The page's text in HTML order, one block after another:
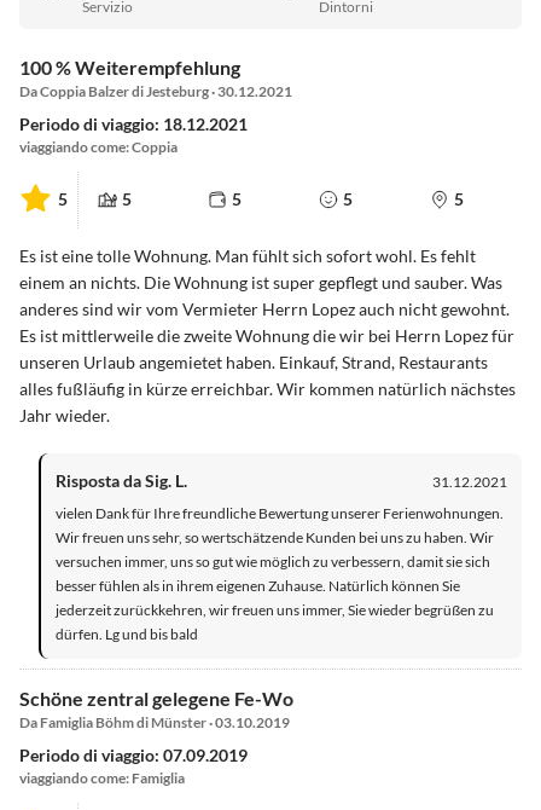
Servizio Dintorni
100 % Weiterempfehlung
Da Coppia Balzer di Jesteburg · 30.12.2021
Periodo di viaggio: 18.12.2021
viaggiando come: Coppia
5 5 5 5 5
Es ist eine tolle Wohnung. Man fühlt sich sofort wohl. Es fehlt
einem an nichts. Die Wohnung ist super gepflegt und sauber. Was
anderes sind wir vom Vermieter Herrn Lopez auch nicht gewohnt.
Es ist mittlerweile die zweite Wohnung die wir bei Herrn Lopez für
unseren Urlaub angemietet haben. Einkauf, Strand, Restaurants
alles fußläufig in kürze erreichbar. Wir kommen natürlich nächstes
Jahr wieder.
Risposta da Sig. L.
31.12.2021
vielen Dank für Ihre freundliche Bewertung unserer Ferienwohnungen.
Wir freuen uns sehr, so wertschätzende Kunden bei uns zu haben. Wir
versuchen immer, uns so gut wie möglich zu verbessern, damit sie sich
besser fühlen als in ihrem eigenen Zuhause. Natürlich können Sie
jederzeit zurückkehren, wir freuen uns immer, Sie wieder begrüßen zu
dürfen. Lg und bis bald
Schöne zentral gelegene Fe-Wo
Da Famiglia Böhm di Münster · 03.10.2019
Periodo di viaggio: 07.09.2019
viaggiando come: Famiglia